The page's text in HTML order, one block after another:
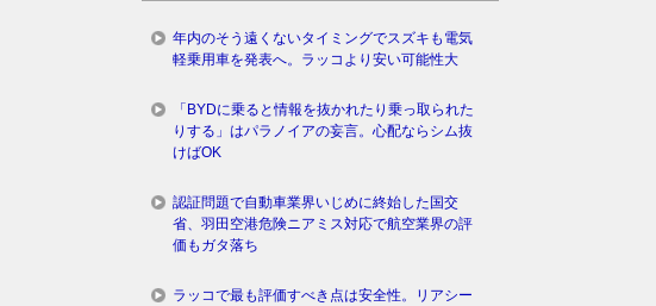
年内のそう遠くないタイミングでスズキも電気
軽乗用車を発表へ。ラッコより安い可能性大
「BYDに乗ると情報を抜かれたり乗っ取られた
りする」はパラノイアの妄言。心配ならシム抜
けばOK
認証問題で自動車業界いじめに終始した国交
省、羽田空港危険ニアミス対応で航空業界の評
価もガタ落ち
ラッコで最も評価すべき点は安全性。リアシー